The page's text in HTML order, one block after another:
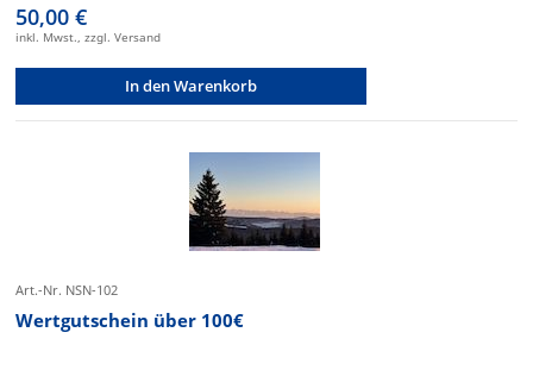
50,00 €
inkl. Mwst., zzgl. Versand
In den Warenkorb
Art.-Nr. NSN-102
Wertgutschein über 100€